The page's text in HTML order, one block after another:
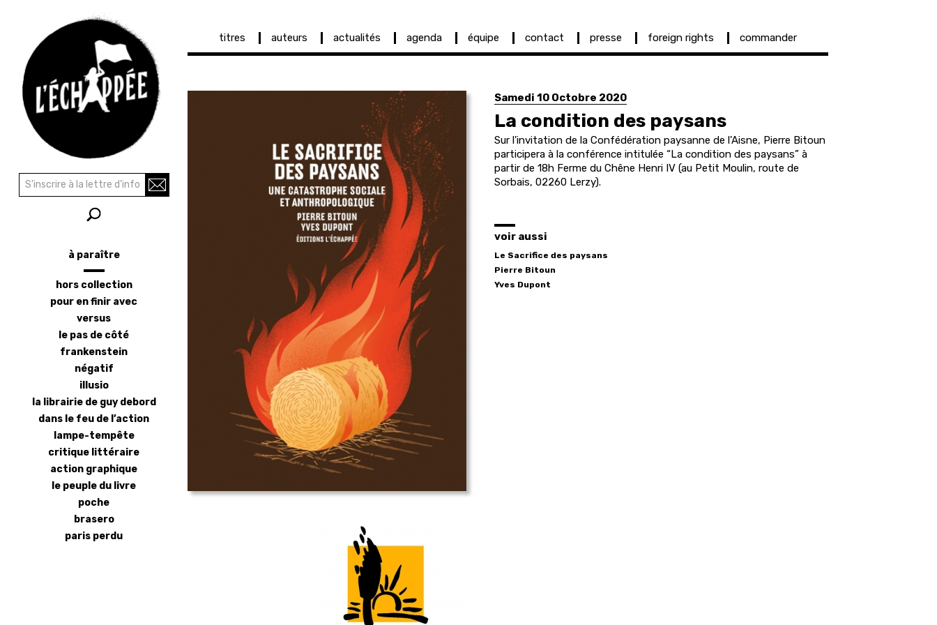
contenu
principal
principale
titres auteurs actualités agenda équipe contact presse foreign rights commander
Samedi 10 Octobre 2020
La condition des paysans
Sur l'invitation de la Confédération paysanne de l'Aisne, Pierre Bitoun
participera à la conférence intitulée “La condition des paysans” à
partir de 18h Ferme du Chêne Henri IV (au Petit Moulin, route de
Sorbais, 02260 Lerzy).
voir aussi
Le Sacrifice des paysans
Pierre Bitoun
Yves Dupont
Rechercher
latéral
à paraître
hors collection
pour en finir avec
versus
le pas de côté
frankenstein
négatif
illusio
la librairie de guy debord
dans le feu de l’action
lampe-tempête
critique littéraire
action graphique
le peuple du livre
poche
brasero
paris perdu